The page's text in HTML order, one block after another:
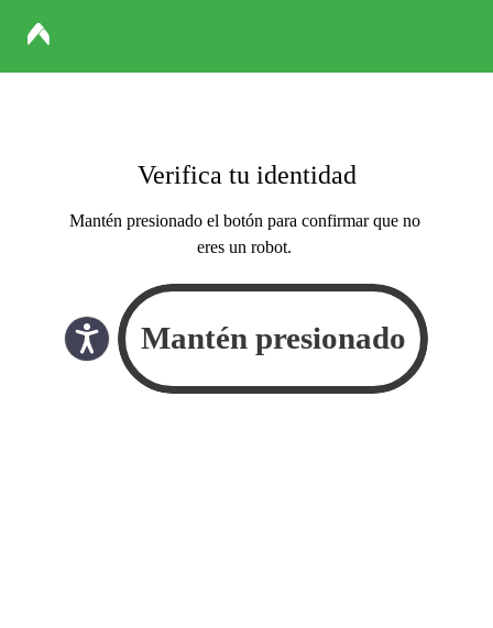
Verifica tu identidad
Mantén presionado el botón para confirmar que no
eres un robot.